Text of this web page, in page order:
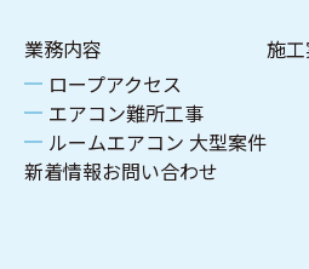
業務内容
ロープアクセス
エアコン難所工事
ルームエアコン 大型案件
施
新着情報お問い合わせ